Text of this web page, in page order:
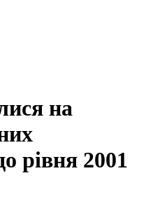
на
рівня 2001